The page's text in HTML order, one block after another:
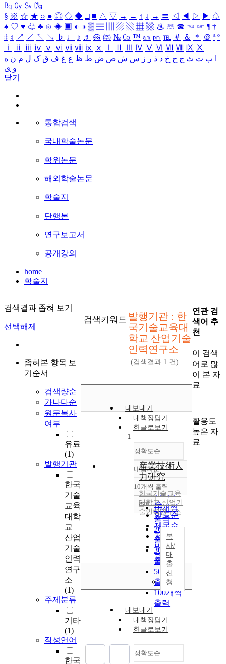
㏃ ㏉ ㏜ ㏆
§ ※ ☆ ★ ○ ● ◎ ◇ ◆ □ ■ △ ▽ → ← ↑ ↓ ↔ 〓 ◁ ◀ ▷ ▶ ♤
♠ ♡ ♥ ♧ ♣ ⊙ ◈ ▣ ◐ ◑ ▒ ▤ ▨ ▧ ▦ ▩ ♨ ☏ ☎ ☜ ☞ ¶ †
‡ ↕ ↗ ↙ ↖ ↘ ♭ ♩ ♪ ♬ ㉿ ㈜ № ㏇ ™ ㏂ ㏘ ℡ ＃ ＆ ＊ ＠ ª º
ⅰ
ⅱ ⅲ ⅳ ⅴ ⅵ ⅶ ⅷ ⅸ ⅹ Ⅳ Ⅴ Ⅵ Ⅶ Ⅷ Ⅸ Ⅹ
ب ت ث ج ح خ د ذ ر ز س ش ص ض ط ظ ع غ ف ق ک ل م ن ه
و ی
닫기
통합검색
국내학술논문
학위논문
해외학술논문
학술지
단행본
연구보고서
공개강의
home
학술지
검색결과 좁혀 보기
선택해제
좁혀본 항목 보
기순서
검색량순
가나다순
원문복사
여부
유료
(1)
발행기관
한국
기술
교육
대학
교
산업
기술
인력
연구
소
(1)
주제분류
기타
(1)
작성언어
한국
검색키워드 발행기관 : 한
국기술교육대
학교 산업기술
인력연구소
(검색결과 1 건)
내보내기
내책장담기
한글로보기
정확도순
정확도
순
인기도
순
연도순
제목순
저자순
발행기
관순
내림차순
내림차순
10개씩 출력
10개씩
출력
20개씩
출력
30개씩
출력
50개씩
출력
100개씩
출력
조회
1
産業技術人
力硏究
한국기술교육
대학교 산업기
술인력연구소
복
사/
대
출
신
청
내보내기
내책장담기
한글로보기
정확도순
연관 검
색어 추
천
이 검색
어로 많
이 본 자
료
활용도
높은 자
료